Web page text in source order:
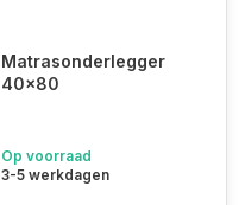
Matrasonderlegger
40x80
Op voorraad
3-5 werkdagen